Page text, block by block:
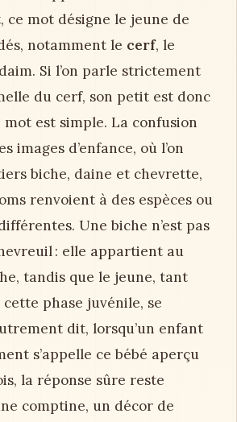
ce mot désigne le jeune de
notamment le cerf, le
Si l’on parle strictement
du cerf, son petit est donc
est simple. La confusion
images d’enfance, où l’on
biche, daine et chevrette,
renvoient à des espèces ou
Une biche n’est pas
: elle appartient au
tandis que le jeune, tant
cette phase juvénile, se
dit, lorsqu’un enfant
s’appelle ce bébé aperçu
la réponse sûre reste
comptine, un décor de